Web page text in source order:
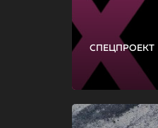
СПЕЦПРОЕКТ